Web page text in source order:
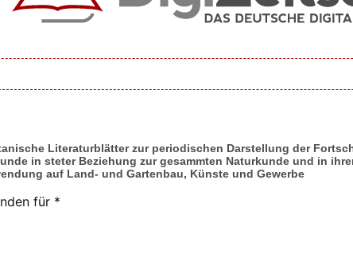
Literaturblätter zur periodischen Darstellung der
in steter Beziehung zur gesammten Naturkunde und in
auf Land- und Gartenbau, Künste und Gewerbe
für *